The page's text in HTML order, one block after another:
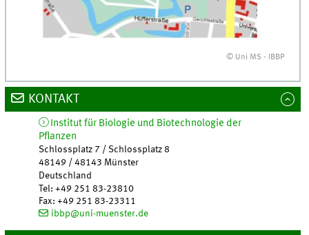
© Uni MS - IBBP
KONTAKT
Institut für Biologie und Biotechnologie der
Pflanzen
Schlossplatz 7 / Schlossplatz 8
48149 / 48143 Münster
Deutschland
Tel:+49 251 83-23810
Fax:+49 251 83-23311
ibbp@uni-muenster.de